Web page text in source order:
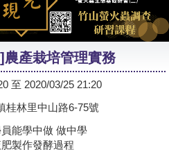
產栽培管理實務
至 2020/03/25 21:20
桂林里中山路6-75號
能學中做 做中學
製作發酵過程